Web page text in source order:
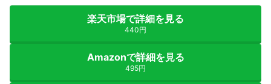
楽天市場で詳細を見る
440円
Amazonで詳細を見る
495円